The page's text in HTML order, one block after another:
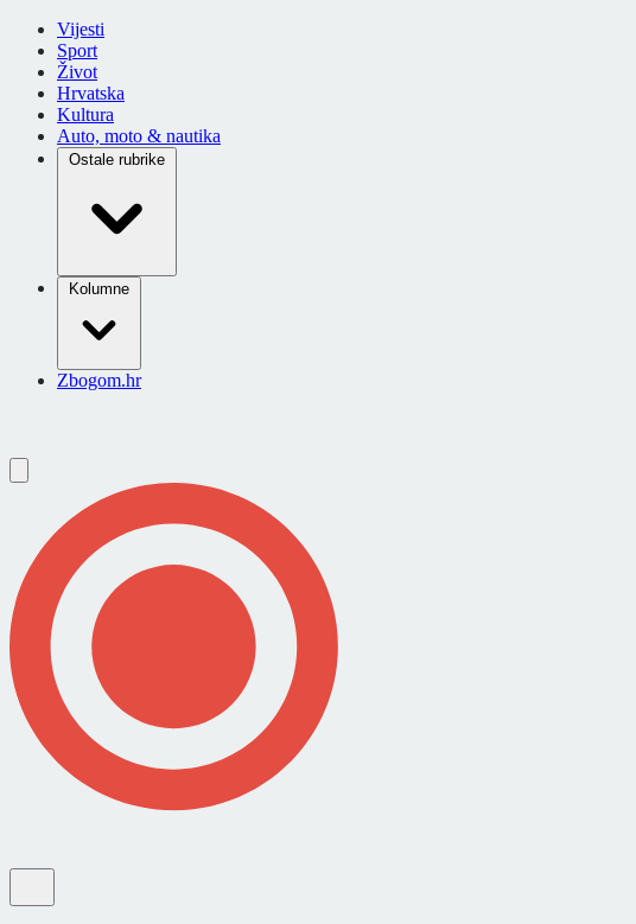
Vijesti
Sport
Život
Hrvatska
Kultura
Auto, moto & nautika
Ostale rubrike
Kolumne
Zbogom.hr